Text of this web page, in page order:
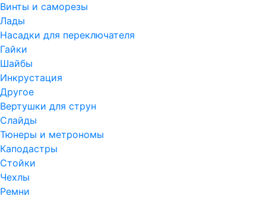
Винты и саморезы
Лады
Насадки для переключателя
Гайки
Шайбы
Инкрустация
Другое
Вертушки для струн
Слайды
Тюнеры и метрономы
Каподастры
Стойки
Чехлы
Ремни